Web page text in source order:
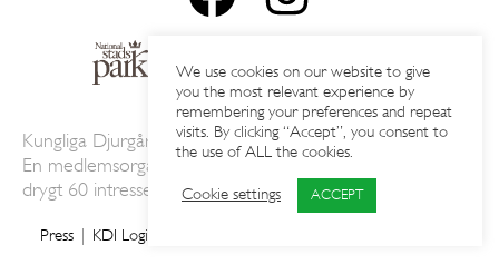
Kungliga Djurgårdens Intressenter AB.
En medlemsorganisation som samordnar och engagerar
drygt 60 intressenter på Djurgården.Läs mer
Press KDI Login
We use cookies on our website to give
you the most relevant experience by
remembering your preferences and repeat
visits. By clicking “Accept”, you consent to
the use of ALL the cookies.
Cookie settings ACCEPT